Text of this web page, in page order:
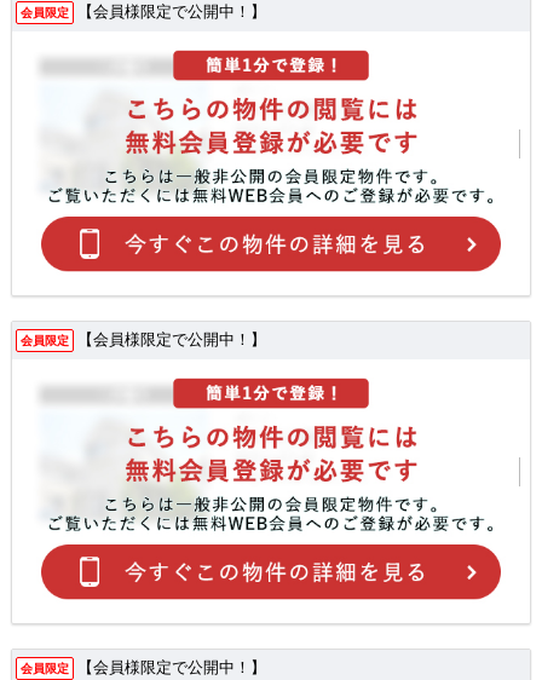
会員限定 【会員様限定で公開中！】
会員限定 【会員様限定で公開中！】
会員限定 【会員様限定で公開中！】